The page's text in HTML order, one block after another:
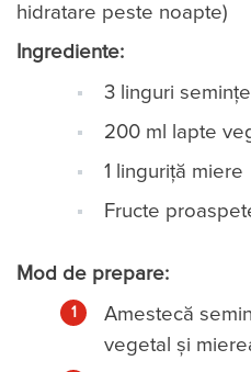
hidratare peste noapte)
Ingrediente:
3 linguri
200 ml lapte
1 linguriță miere
Fructe
Mod de prepare:
Amestecă
vegetal și